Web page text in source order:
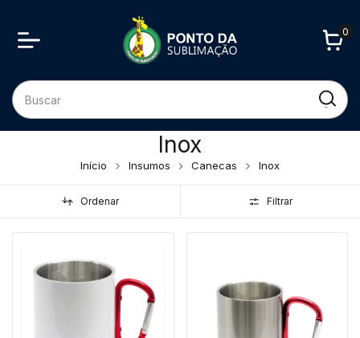
0
Inox
Início Insumos Canecas Inox
Ordenar Filtrar